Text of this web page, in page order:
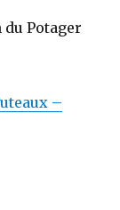
Potager
–